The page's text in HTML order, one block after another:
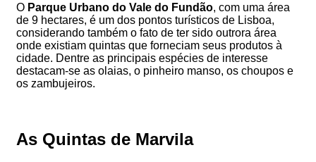
O Parque Urbano do Vale do Fundão, com uma área
de 9 hectares, é um dos pontos turísticos de Lisboa,
considerando também o fato de ter sido outrora área
onde existiam quintas que forneciam seus produtos à
cidade. Dentre as principais espécies de interesse
destacam-se as olaias, o pinheiro manso, os choupos e
os zambujeiros.
As Quintas de Marvila